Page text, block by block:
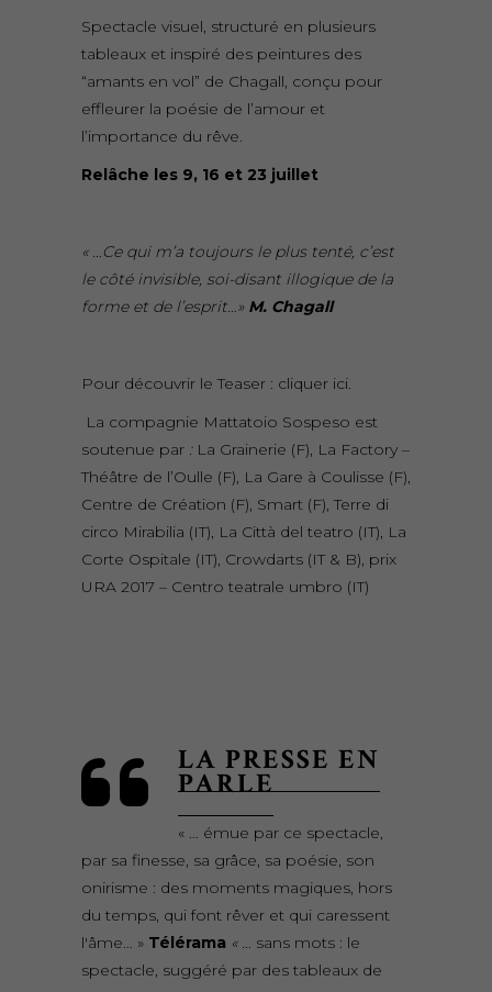
Spectacle visuel, structuré en plusieurs
tableaux et inspiré des peintures des
“amants en vol” de Chagall, conçu pour
effleurer la poésie de l’amour et
l’importance du rêve.
Relâche les 9, 16 et 23 juillet
« …Ce qui m’a toujours le plus tenté, c’est
le côté invisible, soi-disant illogique de la
forme et de l’esprit…» M. Chagall
Pour découvrir le Teaser : cliquer ici.
La compagnie Mattatoio Sospeso est
soutenue par :La Grainerie (F), La Factory –
Théâtre de l’Oulle (F), La Gare à Coulisse (F),
Centre de Création (F), Smart (F), Terre di
circo Mirabilia (IT), La Città del teatro (IT), La
Corte Ospitale (IT), Crowdarts (IT & B), prix
URA 2017 – Centro teatrale umbro (IT)
LA PRESSE EN
PARLE
« … émue par ce spectacle,
par sa finesse, sa grâce, sa poésie, son
onirisme : des moments magiques, hors
du temps, qui font rêver et qui caressent
l'âme… » Télérama « … sans mots : le
spectacle, suggéré par des tableaux de